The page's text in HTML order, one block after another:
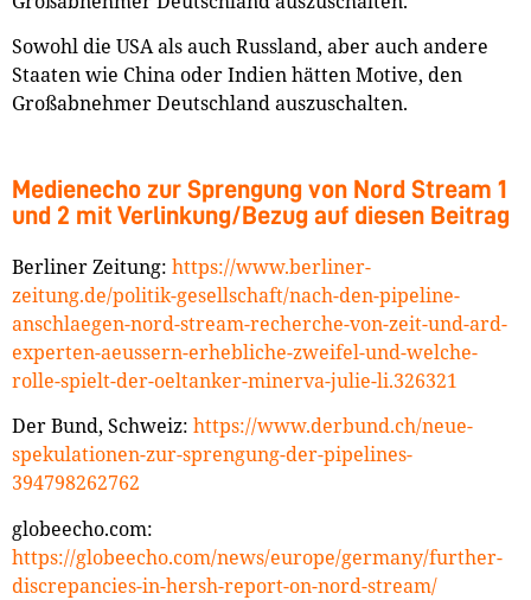
Sowohl die USA als auch Russland, aber auch andere
Staaten wie China oder Indien hätten Motive, den
Großabnehmer Deutschland auszuschalten.
Medienecho zur Sprengung von Nord Stream 1
und 2 mit Verlinkung/Bezug auf diesen Beitrag
Berliner Zeitung: https://www.berliner-
zeitung.de/politik-gesellschaft/nach-den-pipeline-
anschlaegen-nord-stream-recherche-von-zeit-und-ard-
experten-aeussern-erhebliche-zweifel-und-welche-
rolle-spielt-der-oeltanker-minerva-julie-li.326321
Der Bund, Schweiz: https://www.derbund.ch/neue-
spekulationen-zur-sprengung-der-pipelines-
394798262762
globeecho.com:
https://globeecho.com/news/europe/germany/further-
discrepancies-in-hersh-report-on-nord-stream/